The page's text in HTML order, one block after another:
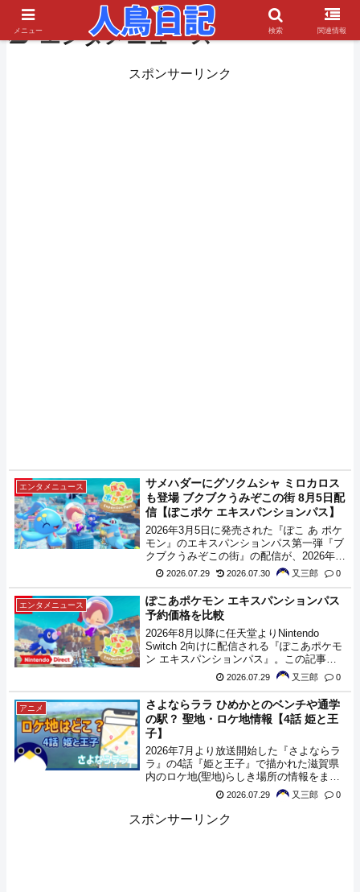
エンタメニュース
スポンサーリンク
エンタメニュース
サメハダーにグソクムシャ ミロカロス
も登場 ブクブクうみぞこの街 8月5日配
信【ぽこポケ エキスパンションパス】
2026年3月5日に発売された『ぽこ あ ポケ
モン』のエキスパンションパス第一弾『ブ
クブクうみぞこの街』の配信が、2026年8
月5日(水)に決定しました。
2026.07.29 2026.07.30 又三郎 0
エンタメニュース
ぽこあポケモン エキスパンションパス
予約価格を比較
2026年8月以降に任天堂よりNintendo
Switch 2向けに配信される『ぽこあポケモ
ン エキスパンションパス』。この記事で
は、各サイトの予約時点の価格を比較、最
安値を調査してみましたので、購入の参考
にどうぞ。
2026.07.29 又三郎 0
アニメ
さよならララ ひめかとのベンチや通学
の駅？ 聖地・ロケ地情報【4話 姫と王
子】
2026年7月より放送開始した『さよならラ
ラ』の4話『姫と王子』で描かれた滋賀県
内のロケ地(聖地)らしき場所の情報をまと
めてみました。
2026.07.29 又三郎 0
スポンサーリンク
メニュー 検索 関連情報